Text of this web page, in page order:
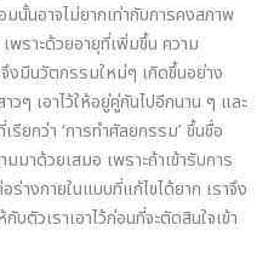
นอาจไม่ยากเท่ากับการคงสภาพ
พราะด้วยอายุที่เพิ่มขึ้น ความ
งมีนวัตกรรมใหม่ๆ เกิดขึ้นอย่าง
ๆ เอาไว้ให้อยู่คู่กันไปอีกนาน ๆ และ
ยกว่า ‘การทำศัลยกรรม’ ขึ้นชื่อ
าด้วยเสมอ เพราะถ้าเข้ารับการ
งกายในแบบที่แก้ไขได้ยาก เราจึง
ตัวเราเอาไว้ก่อนที่จะตัดสินใจเข้า